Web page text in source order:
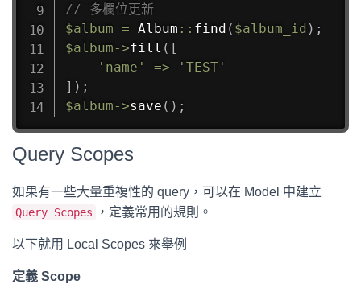
// 多欄位更新
$album = Album :: find ( $album_id ) ;
$album->fill ( [
'name'
=>
'TEST'
] ) ;
$album->save ( ) ;
Query Scopes
如果有一些大量重複性的 query，可以在 Model 中建立
Query Scopes ，定義常用的規則。
以下就用 Local Scopes 來舉例
定義 Scope